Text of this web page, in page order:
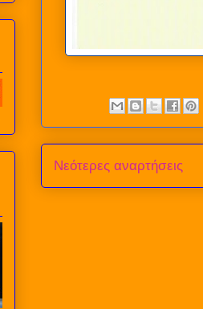
Νεότερες αναρτήσεις